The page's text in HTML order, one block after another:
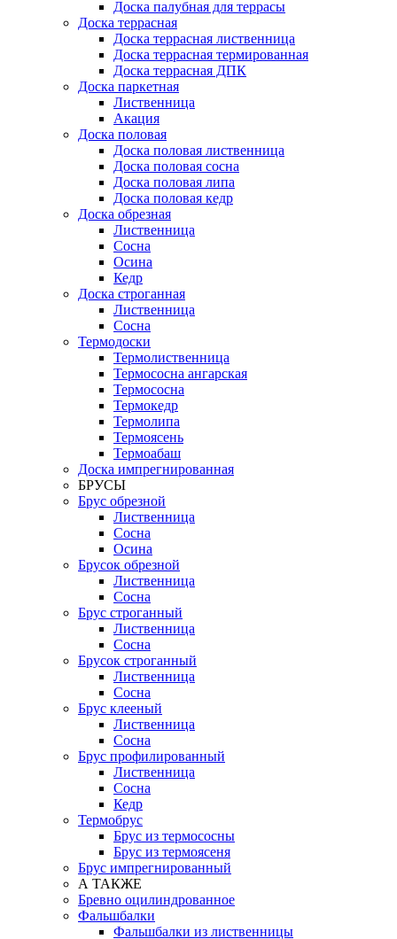
Доска палубная для террасы
Доска террасная
Доска террасная лиственница
Доска террасная термированная
Доска террасная ДПК
Доска паркетная
Лиственница
Акация
Доска половая
Доска половая лиственница
Доска половая сосна
Доска половая липа
Доска половая кедр
Доска обрезная
Лиственница
Сосна
Осина
Кедр
Доска строганная
Лиственница
Сосна
Термодоски
Термолиственница
Термососна ангарская
Термососна
Термокедр
Термолипа
Термоясень
Термоабаш
Доска импрегнированная
БРУСЫ
Брус обрезной
Лиственница
Сосна
Осина
Брусок обрезной
Лиственница
Сосна
Брус строганный
Лиственница
Сосна
Брусок строганный
Лиственница
Сосна
Брус клееный
Лиственница
Сосна
Брус профилированный
Лиственница
Сосна
Кедр
Термобрус
Брус из термососны
Брус из термоясеня
Брус импрегнированный
А ТАКЖЕ
Бревно оцилиндрованное
Фальшбалки
Фальшбалки из лиственницы